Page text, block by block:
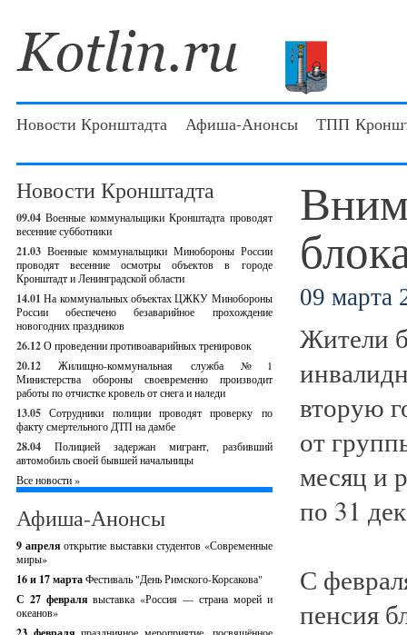
Новости Кронштадта Афиша-Анонсы ТПП
Новости Кронштадта
09.04 Военные коммунальщики Кронштадта проводят
весенние субботники
21.03 Военные коммунальщики Минобороны России
проводят весенние осмотры объектов в городе
Кронштадт и Ленинградской области
14.01 На коммунальных объектах ЦЖКУ Минобороны
России обеспечено безаварийное прохождение
новогодних праздников
26.12О проведении противоаварийных тренировок
20.12
Жилищно-коммунальная служба №1
Министерства обороны своевременно производит
работы по отчистке кровель от снега и наледи
13.05 Сотрудники полиции проводят проверку по
факту смертельного ДТП на дамбе
28.04
Полицией задержан мигрант, разбивший
автомобиль своей бывшей начальницы
Все новости »
Афиша-Анонсы
9 апреляоткрытие выставки студентов «Современные
миры»
16 и 17 мартаФестиваль "День Римского-Корсакова"
С 27 февралявыставка «Россия — страна морей и
океанов»
09 марта
Жители
вторую
от
месяц и
по 31
С
пенсия